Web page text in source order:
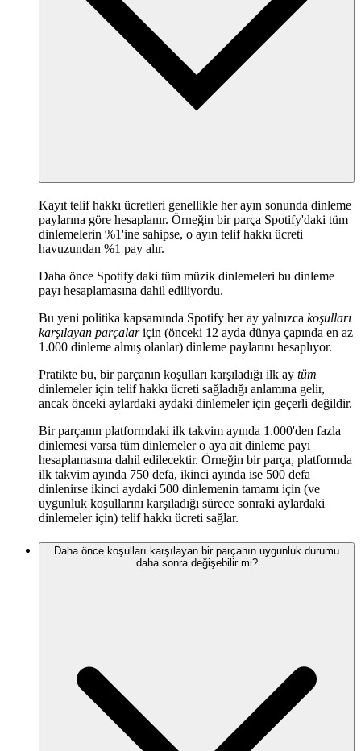
Kayıt telif hakkı ücretleri genellikle her ayın sonunda dinleme
paylarına göre hesaplanır. Örneğin bir parça Spotify'daki tüm
dinlemelerin %1'ine sahipse, o ayın telif hakkı ücreti
havuzundan %1 pay alır.
Daha önce Spotify'daki tüm müzik dinlemeleri bu dinleme
payı hesaplamasına dahil ediliyordu.
Bu yeni politika kapsamında Spotify her ay yalnızca koşulları
karşılayan parçalariçin (önceki 12 ayda dünya çapında en az
1.000 dinleme almış olanlar) dinleme paylarını hesaplıyor.
Pratikte bu, bir parçanın koşulları karşıladığı ilk ay tüm
dinlemeler için telif hakkı ücreti sağladığı anlamına gelir,
ancak önceki aylardaki aydaki dinlemeler için geçerli değildir.
Bir parçanın platformdaki ilk takvim ayında 1.000'den fazla
dinlemesi varsa tüm dinlemeler o aya ait dinleme payı
hesaplamasına dahil edilecektir. Örneğin bir parça, platformda
ilk takvim ayında 750 defa, ikinci ayında ise 500 defa
dinlenirse ikinci aydaki 500 dinlemenin tamamı için (ve
uygunluk koşullarını karşıladığı sürece sonraki aylardaki
dinlemeler için) telif hakkı ücreti sağlar.
Daha önce koşulları karşılayan bir parçanın uygunluk durumu
daha sonra değişebilir mi?